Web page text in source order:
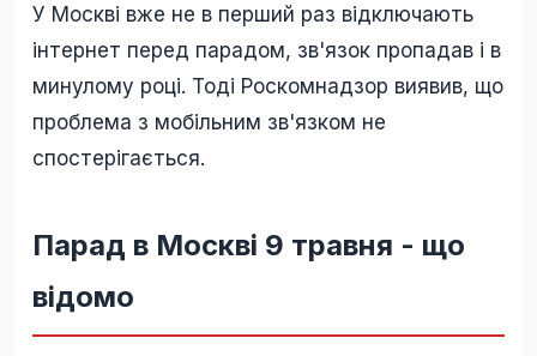
У Москві вже не в перший раз відключають
інтернет перед парадом, зв'язок пропадав і в
минулому році. Тоді Роскомнадзор виявив, що
проблема з мобільним зв'язком не
спостерігається.
Парад в Москві 9 травня - що
відомо